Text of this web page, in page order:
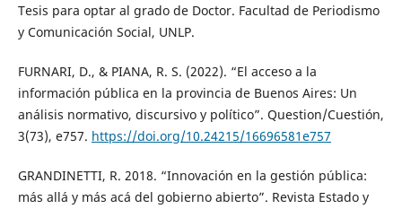
Tesis para optar al grado de Doctor. Facultad de Periodismo
y Comunicación Social, UNLP.
FURNARI, D., & PIANA, R. S. (2022). “El acceso a la
información pública en la provincia de Buenos Aires: Un
análisis normativo, discursivo y político”. Question/Cuestión,
3(73), e757. https://doi.org/10.24215/16696581e757
GRANDINETTI, R. 2018. “Innovación en la gestión pública:
más allá y más acá del gobierno abierto”. Revista Estado y